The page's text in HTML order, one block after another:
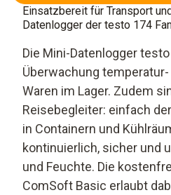
Einsatzbereit für Transport
Datenlogger der testo 174
Die Mini-Datenlogger
Überwachung
Waren im Lager. Zudem
Reisebegleiter: einfach
in Containern und
kontinuierlich, sicher und
und Feuchte. Die
ComSoft Basic erlaubt